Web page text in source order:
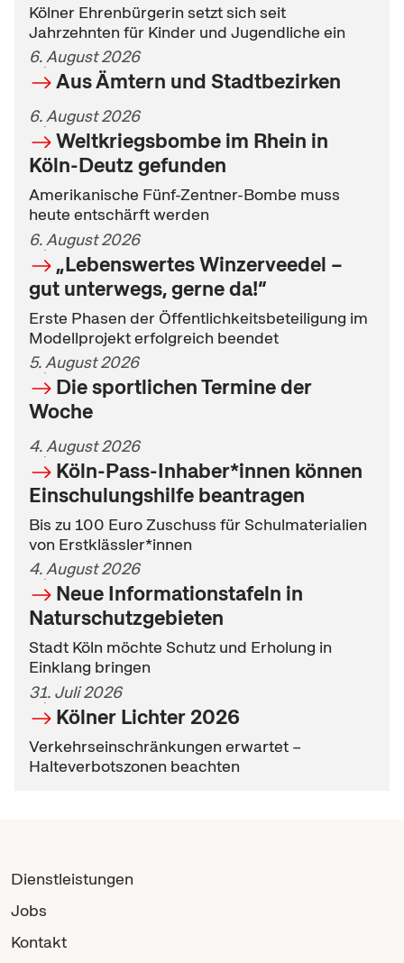
Kölner Ehrenbürgerin setzt sich seit
Jahrzehnten für Kinder und Jugendliche ein
6. August 2026
Aus Ämtern und Stadtbezirken
6. August 2026
Weltkriegsbombe im Rhein in
Köln-Deutz gefunden
Amerikanische Fünf-Zentner-Bombe muss
heute entschärft werden
6. August 2026
„Lebenswertes Winzerveedel –
gut unterwegs, gerne da!“
Erste Phasen der Öffentlichkeitsbeteiligung im
Modellprojekt erfolgreich beendet
5. August 2026
Die sportlichen Termine der
Woche
4. August 2026
Köln-Pass-Inhaber*innen können
Einschulungshilfe beantragen
Bis zu 100 Euro Zuschuss für Schulmaterialien
von Erstklässler*innen
4. August 2026
Neue Informationstafeln in
Naturschutzgebieten
Stadt Köln möchte Schutz und Erholung in
Einklang bringen
31. Juli 2026
Kölner Lichter 2026
Verkehrseinschränkungen erwartet –
Halteverbotszonen beachten
Dienstleistungen
Jobs
Kontakt